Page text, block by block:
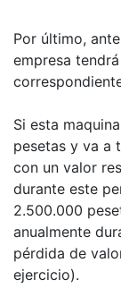
Por último,
empresa
Si esta
pesetas y va a
con un valor
durante este
2.500.000
anualmente
pérdida de
ejercicio).